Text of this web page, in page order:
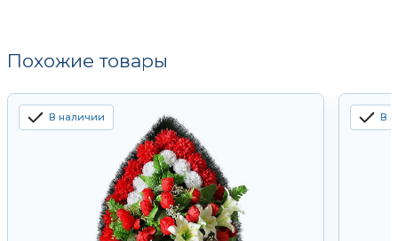
Похожие товары
В наличии В